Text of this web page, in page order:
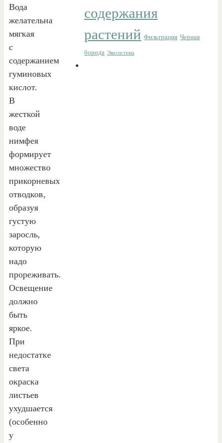
Вода
желательна
мягкая
с
содержанием
гуминовых
кислот.
В
жесткой
воде
нимфея
формирует
множество
прикорневых
отводков,
образуя
густую
заросль,
которую
надо
прореживать.
Освещение
должно
быть
яркое.
При
недостатке
света
окраска
листьев
ухудшается
(особенно
у
содержания
растений Фильтрация Черная
борода Экосистема